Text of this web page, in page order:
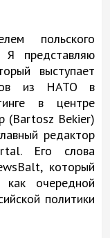
польского
Я представляю
выступает
из НАТО в
в центре
(Bartosz Bekier)
редактор
Его слова
который
как очередной
политики